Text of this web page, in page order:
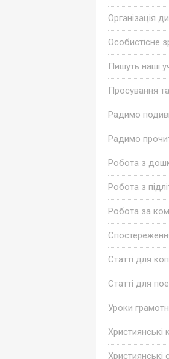
Організація
Особистісне
Пишуть наші
Просування
Радимо
Радимо
Робота з
Робота з
Робота за
Статті для
Статті для
Уроки
Християнські
Християнські